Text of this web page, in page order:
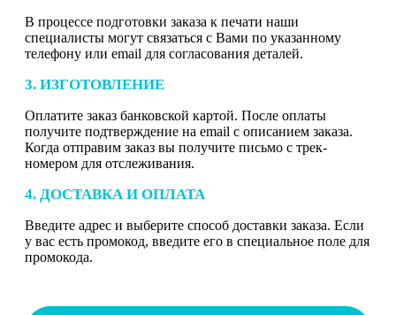
В процессе подготовки заказа к печати наши
специалисты могут связаться с Вами по указанному
телефону или email для согласования деталей.
3. ИЗГОТОВЛЕНИЕ
Оплатите заказ банковской картой. После оплаты
получите подтверждение на email с описанием заказа.
Когда отправим заказ вы получите письмо с трек-
номером для отслеживания.
4. ДОСТАВКА И ОПЛАТА
Введите адрес и выберите способ доставки заказа. Если
у вас есть промокод, введите его в специальное поле для
промокода.